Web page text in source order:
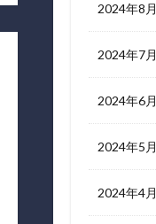
2024年8月
2024年7月
2024年6月
2024年5月
2024年4月